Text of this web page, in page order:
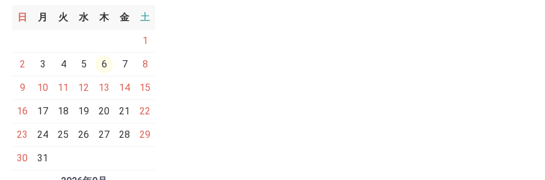
日 月 火 水 木 金 土
1
2 3 4 5 6 7 8
9 10 11 12 13 14 15
16 17 18 19 20 21 22
23 24 25 26 27 28 29
30
31